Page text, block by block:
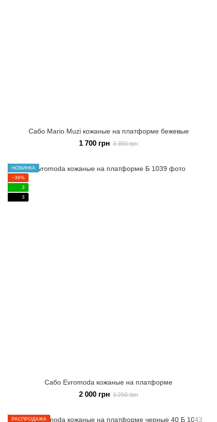
Сабо Mario Muzi кожаные на платформе бежевые
1 700 грн 3 350 грн
НОВИНКА
−38%
3
3
Сабо Evromoda кожаные на платформе
2 000 грн 3 250 грн
РАСПРОДАЖА